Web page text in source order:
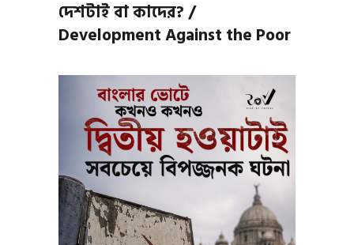
দেশটাই বা কাদের? /
Development Against the Poor